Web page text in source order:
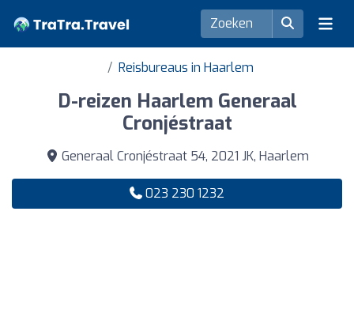
Reisbureaus in Haarlem
D-reizen Haarlem Generaal
Cronjéstraat
Generaal Cronjéstraat 54, 2021 JK, Haarlem
023 230 1232